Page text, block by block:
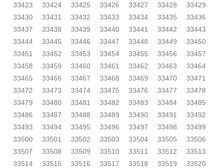
33423
33424 33425 33426 33427 33428
33429
33430
33431 33432 33433 33434 33435
33436
33437
33438 33439 33440 33441 33442
33443
33444
33445 33446 33447 33448 33449
33450
33451
33452 33453 33454 33455 33456
33457
33458
33459 33460 33461 33462 33463
33464
33465
33466 33467 33468 33469 33470
33471
33472
33473 33474 33475 33476 33477
33478
33479
33480 33481 33482 33483 33484
33485
33486
33487 33488 33489 33490 33491
33492
33493
33494 33495 33496 33497 33498
33499
33500
33501 33502 33503 33504 33505
33506
33507
33508 33509 33510 33511 33512
33513
33514
33515 33516 33517 33518 33519
33520